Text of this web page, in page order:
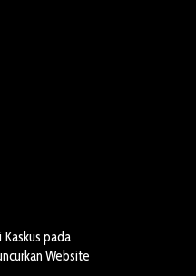
pada
Website